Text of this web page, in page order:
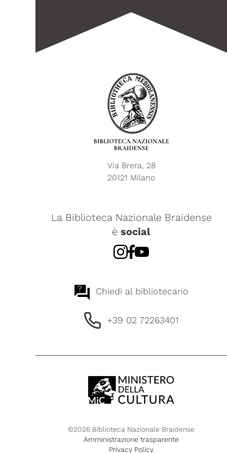
Via Brera, 28
20121 Milano
La Biblioteca Nazionale Braidense
è social
? Chiedi al bibliotecario
+39 02 72263401
©2026 Biblioteca Nazionale Braidense
Amministrazione trasparente
Privacy Policy